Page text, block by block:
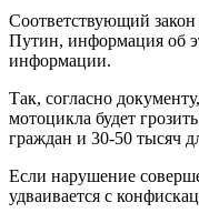
Соответствующий
Путин, информация об
информации.
Так, согласно
мотоцикла будет
граждан и 30-50 тысяч
Если нарушение
удваивается с